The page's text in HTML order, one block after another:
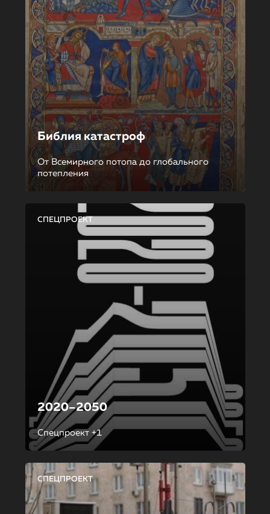
Библия катастроф
От Всемирного потопа до глобального
потепления
СПЕЦПРОЕКТ
2020–2050
Спецпроект +1
СПЕЦПРОЕКТ